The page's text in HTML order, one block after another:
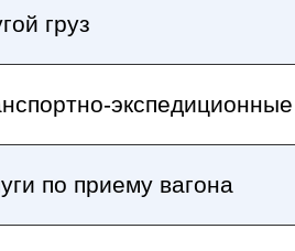
груз
экспедиционные
по приему вагона